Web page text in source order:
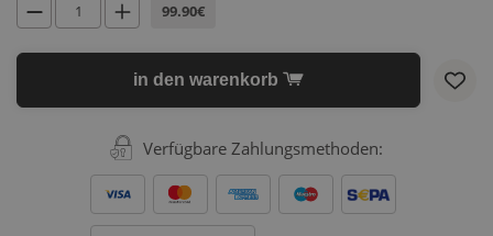
99.90€
in den warenkorb
Verfügbare Zahlungsmethoden: